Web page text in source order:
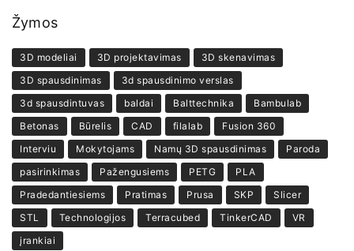
Žymos
3D modeliai 3D projektavimas
3D skenavimas
3D spausdinimas
3d spausdinimo verslas
3d spausdintuvas
baldai Balttechnika
Bambulab
Betonas
Būrelis CAD filalab
Fusion 360
Interviu
Mokytojams Namų 3D spausdinimas
Paroda
pasirinkimas
Pažengusiems PETG
PLA
Pradedantiesiems
Pratimas Prusa SKP
Slicer
STL
Technologijos Terracubed TinkerCAD
VR
įrankiai